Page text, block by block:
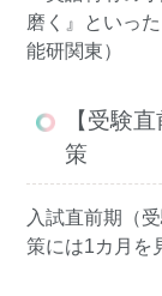
磨く』といっ
能研関東）
【受験
策
入試直前期（
策には1カ月を